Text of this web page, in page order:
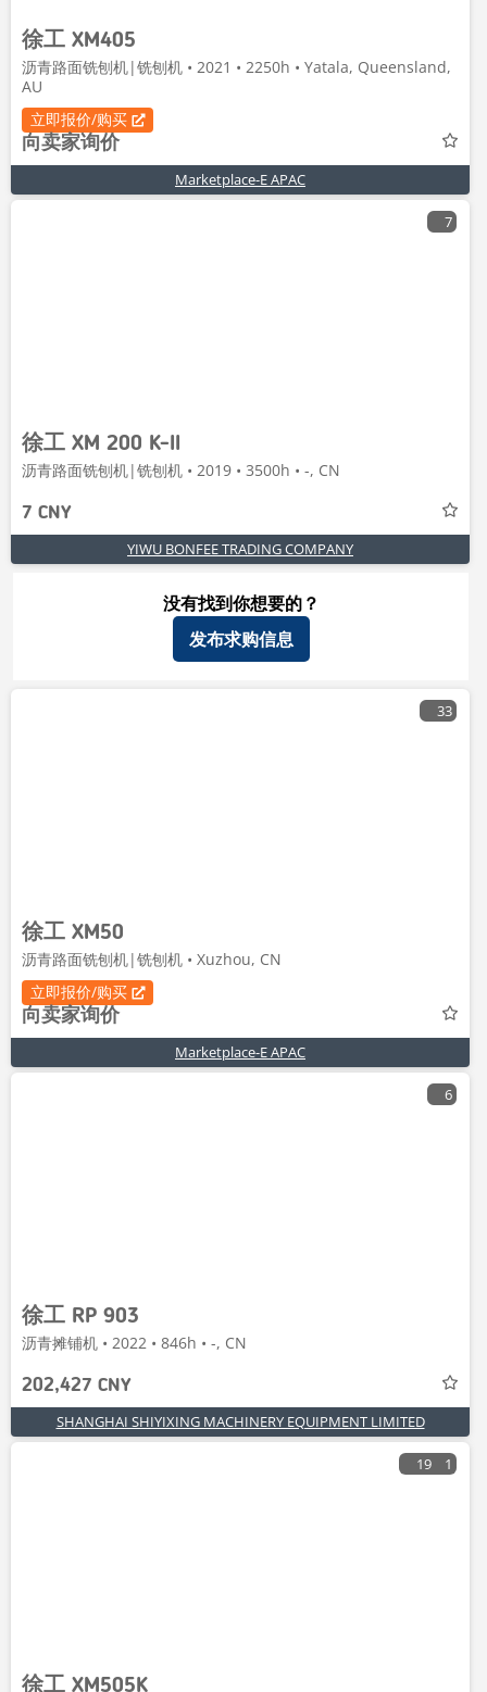
徐工 XM405
沥青路面铣刨机|铣刨机 • 2021 • 2250h • Yatala, Queensland,
AU
立即报价/购买
向卖家询价
Marketplace-E APAC
7
徐工 XM 200 K-II
沥青路面铣刨机|铣刨机 • 2019 • 3500h • -, CN
7 CNY
YIWU BONFEE TRADING COMPANY
没有找到你想要的？
发布求购信息
33
徐工 XM50
沥青路面铣刨机|铣刨机 • Xuzhou, CN
立即报价/购买
向卖家询价
Marketplace-E APAC
6
徐工 RP 903
沥青摊铺机 • 2022 • 846h • -, CN
202,427 CNY
SHANGHAI SHIYIXING MACHINERY EQUIPMENT LIMITED
19 1
徐工 XM505K